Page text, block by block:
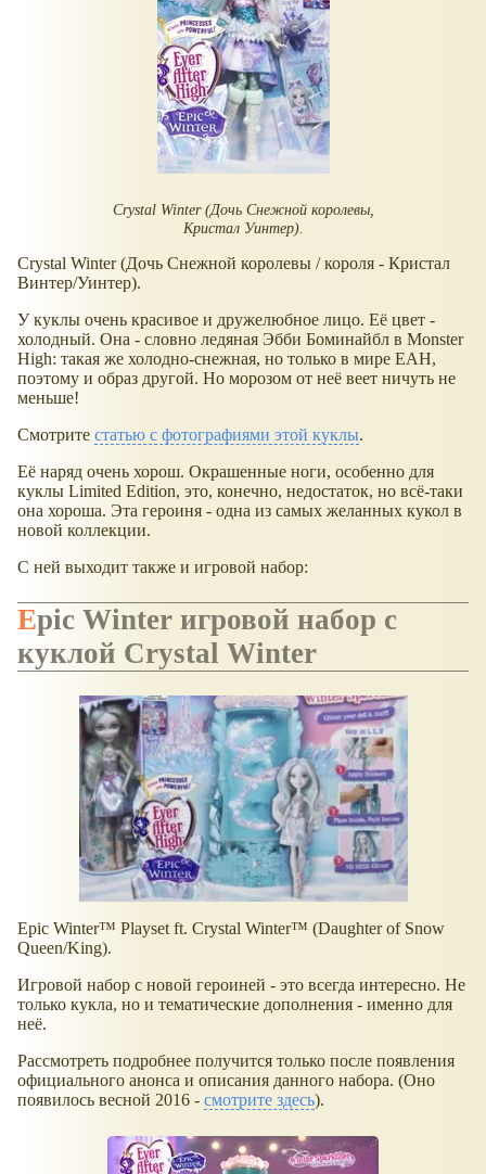
Crystal Winter (Дочь Снежной королевы,
Кристал Уинтер).
Crystal Winter (Дочь Снежной королевы / короля - Кристал
Винтер/Уинтер).
У куклы очень красивое и дружелюбное лицо. Её цвет -
холодный. Она - словно ледяная Эбби Боминайбл в Monster
High: такая же холодно-снежная, но только в мире EAH,
поэтому и образ другой. Но морозом от неё веет ничуть не
меньше!
Смотрите статью с фотографиями этой куклы.
Её наряд очень хорош. Окрашенные ноги, особенно для
куклы Limited Edition, это, конечно, недостаток, но всё-таки
она хороша. Эта героиня - одна из самых желанных кукол в
новой коллекции.
С ней выходит также и игровой набор:
Epic Winter игровой набор с
куклой Crystal Winter
Epic Winter™ Playset ft. Crystal Winter™ (Daughter of Snow
Queen/King).
Игровой набор с новой героиней - это всегда интересно. Не
только кукла, но и тематические дополнения - именно для
неё.
Рассмотреть подробнее получится только после появления
официального анонса и описания данного набора. (Оно
появилось весной 2016 - смотрите здесь).